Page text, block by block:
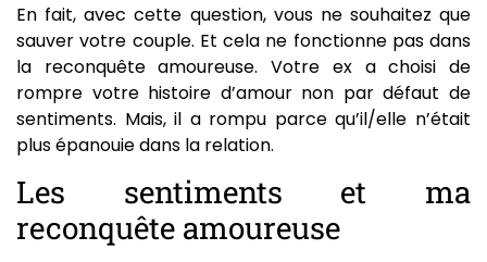
En fait, avec cette question, vous ne souhaitez que
sauver votre couple. Et cela ne fonctionne pas dans
la reconquête amoureuse. Votre ex a choisi de
rompre votre histoire d’amour non par défaut de
sentiments. Mais, il a rompu parce qu’il/elle n’était
plus épanouie dans la relation.
Les sentiments et ma
reconquête amoureuse